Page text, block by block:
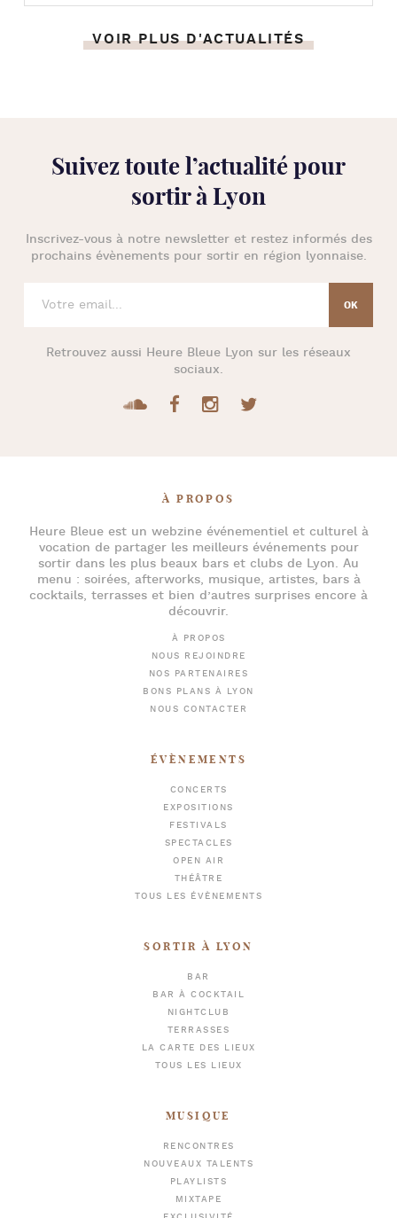
VOIR PLUS D'ACTUALITÉS
Suivez toute l’actualité pour
sortir à Lyon
Inscrivez-vous à notre newsletter et restez informés des
prochains évènements pour sortir en région lyonnaise.
Retrouvez aussi Heure Bleue Lyon sur les réseaux
sociaux.
À PROPOS
Heure Bleueest un webzine événementiel et culturel à
vocation de partager les meilleurs événements pour
sortir dans les plus beaux bars et clubs de Lyon. Au
menu : soirées, afterworks, musique, artistes, bars à
cocktails, terrasses et bien d’autres surprises encore à
découvrir.
À PROPOS
NOUS REJOINDRE
NOS PARTENAIRES
BONS PLANS À LYON
NOUS CONTACTER
ÉVÈNEMENTS
CONCERTS
EXPOSITIONS
FESTIVALS
SPECTACLES
OPEN AIR
THÉÂTRE
TOUS LES ÉVÈNEMENTS
SORTIR À LYON
BAR
BAR À COCKTAIL
NIGHTCLUB
TERRASSES
LA CARTE DES LIEUX
TOUS LES LIEUX
MUSIQUE
RENCONTRES
NOUVEAUX TALENTS
PLAYLISTS
MIXTAPE